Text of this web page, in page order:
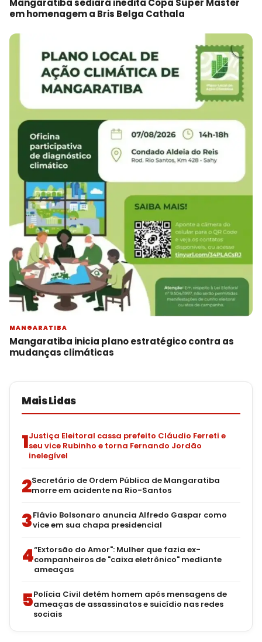
Mangaratiba sediará inédita Copa Super Master
em homenagem a Bris Belga Cathala
MANGARATIBA
Mangaratiba inicia plano estratégico contra as
mudanças climáticas
Mais Lidas
1Justiça Eleitoral cassa prefeito Cláudio Ferreti e
seu vice Rubinho e torna Fernando Jordão
inelegível
2Secretário de Ordem Pública de Mangaratiba
morre em acidente na Rio-Santos
3Flávio Bolsonaro anuncia Alfredo Gaspar como
vice em sua chapa presidencial
4“Extorsão do Amor": Mulher que fazia ex-
companheiros de "caixa eletrônico" mediante
ameaças
5Polícia Civil detém homem após mensagens de
ameaças de assassinatos e suicídio nas redes
sociais